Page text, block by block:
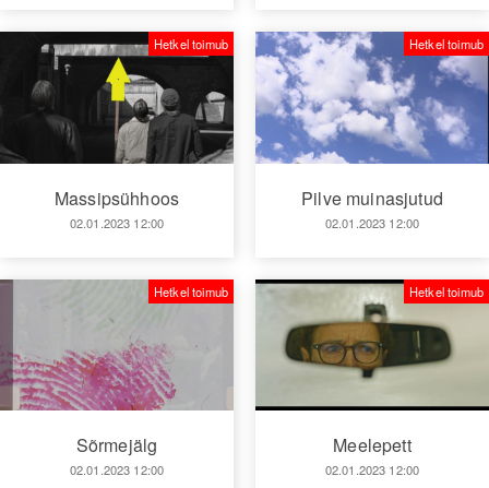
Massipsühhoos
02.01.2023 12:00
Hetkel toimub
Pilve muinasjutud
02.01.2023 12:00
Hetkel toimub
Sõrmejälg
02.01.2023 12:00
Hetkel toimub
Meelepett
02.01.2023 12:00
Hetkel toimub